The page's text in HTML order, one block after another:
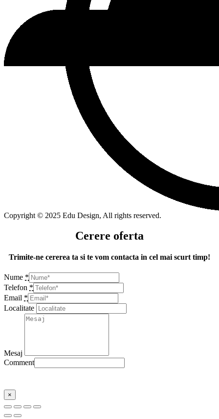
Copyright © 2025 Edu Design, All rights reserved.
Cerere oferta
Trimite-ne cererea ta si te vom contacta in cel mai scurt timp!
Nume *
Telefon *
Email *
Localitate
Mesaj
Comment
×